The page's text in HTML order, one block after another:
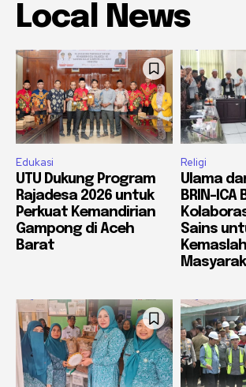
Local News
Edukasi
UTU Dukung Program
Rajadesa 2026 untuk
Perkuat Kemandirian
Gampong di Aceh
Barat
Religi
Ulama
BRIN-ICA
Sains